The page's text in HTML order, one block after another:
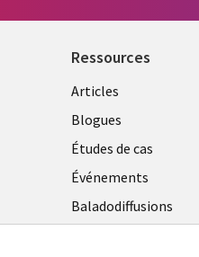
Ressources
Articles
Blogues
Études de cas
Événements
Baladodiffusions